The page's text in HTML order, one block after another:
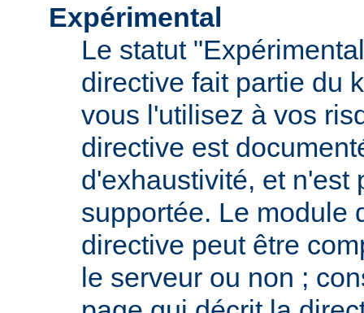
Expérimental
Le statut
directive fait partie du
vous l'utilisez à vos
directive est
d'exhaustivité, et n'est
supportée. Le module
directive peut être
le serveur ou non ;